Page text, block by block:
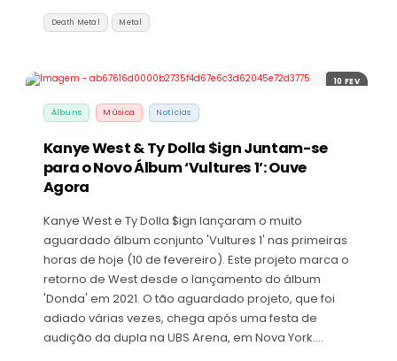
Death Metal Metal
10 FEV
Álbuns Música Noticias
Kanye West & Ty Dolla $ign Juntam-se
para o Novo Álbum ‘Vultures 1’: Ouve
Agora
Kanye West e Ty Dolla $ign lançaram o muito
aguardado álbum conjunto 'Vultures 1' nas primeiras
horas de hoje (10 de fevereiro). Este projeto marca o
retorno de West desde o lançamento do álbum
'Donda' em 2021. O tão aguardado projeto, que foi
adiado várias vezes, chega após uma festa de
audição da dupla na UBS Arena, em Nova York.…